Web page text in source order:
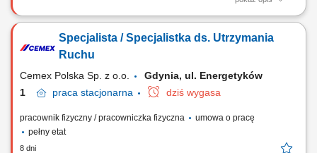
Planowanie i koordynowanie przeglądów, napraw oraz remontów
działań zwiększających niezawodność parku maszynowego.
Prowadzenie dokumentacji technicznej oraz przygotowywanie
Specjalista / Specjalistka ds. Utrzymania
Ruchu
Cemex Polska Sp. z o.o.
Gdynia, ul. Energetyków
1
praca stacjonarna dziś wygasa
pracownik fizyczny / pracowniczka fizyczna
umowa o pracę
pełny etat
8 dni